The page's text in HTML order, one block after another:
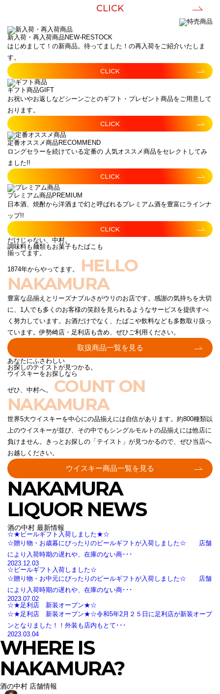
CLICK
新入荷・再入荷商品 NEW-RESTOCK
はじめまして！の新商品。待ってました！の再入荷をご紹介いたしま
す。
CLICK
ギフト商品GIFT
お祝いやお返しなどシーンごとのギフト・プレゼント商品をご用意して
おります。
CLICK
定番オススメ商品 RECOMMEND
ロングセラーを続けている定番の 人気オススメ商品をセレクトしてみ
ました!!
CLICK
プレミアム商品 PREMIUM
日本酒、焼酎から洋酒まで幻と呼ばれるプレミアム酒を豊富にラインナ
ップ!!
CLICK
だけじゃない、中村。
調味料も麺類もお菓子もたばこも
揃ってます。
1874年からやってます。
HELLO
NAKAMURA
豊富な品揃えとリーズナブルさがウリのお店です。感謝の気持ちを大切
に、1人でも多くのお客様の笑顔を見られるようなサービスを提供すべ
く努力しています。お酒だけでなく、たばこや飲料なども多数取り扱っ
ています。伊勢崎店・足利店も含め、ぜひご利用ください。
取扱商品一覧を見る
あなたにふさわしい
お探しのテイストが見つかる。
ウイスキーをお探しなら
ぜひ、中村へ。 COUNT ON
NAKAMURA
世界5大ウイスキーを中心にの品揃えには自信があります。約800種類以
上のウイスキーが並び、その中でもシングルモルトの品揃えには他店に
負けません。きっとお探しの「テイスト」が見つかるので、ぜひ当店へ
お越しください。
ウイスキー商品一覧を見る
NAKAMURA
LIQUOR NEWS
酒の中村 最新情報
☆★ビールギフト入荷しました★☆
☆贈り物・お歳暮にぴったりのビールギフトが入荷しました☆ 店舗
により入荷時期の遅れや、在庫のない商･･･
2023.12.03
☆ビールギフト入荷しました☆
☆贈り物・お中元にぴったりのビールギフトが入荷しました☆ 店舗
により入荷時期の遅れや、在庫のない商･･･
2023.07.02
☆★足利店 新装オープン★☆
☆★足利店 新装オープン★☆令和5年2月２５日に足利店が新装オープ
ンとなりました！！外装も店内もとて･･･
2023.03.04
WHERE IS
NAKAMURA?
酒の中村 店舗情報